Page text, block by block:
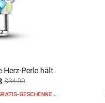
Herz-Perle hält
$34.00
GESCHENKE